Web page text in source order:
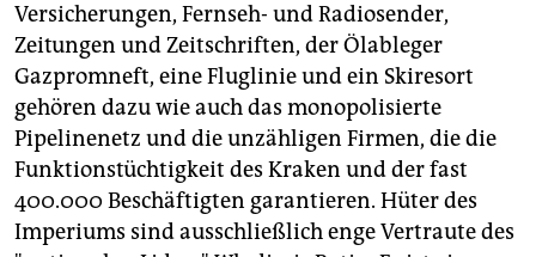
Versicherungen, Fernseh- und Radiosender,
Zeitungen und Zeitschriften, der Ölableger
Gazpromneft, eine Fluglinie und ein Skiresort
gehören dazu wie auch das monopolisierte
Pipelinenetz und die unzähligen Firmen, die die
Funktionstüchtigkeit des Kraken und der fast
400.000 Beschäftigten garantieren. Hüter des
Imperiums sind ausschließlich enge Vertraute des